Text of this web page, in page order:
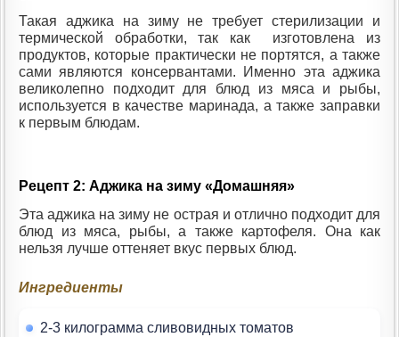
Такая аджика на зиму не требует стерилизации и
термической обработки, так как изготовлена из
продуктов, которые практически не портятся, а также
сами являются консервантами. Именно эта аджика
великолепно подходит для блюд из мяса и рыбы,
используется в качестве маринада, а также заправки
к первым блюдам.
Рецепт 2: Аджика на зиму «Домашняя»
Эта аджика на зиму не острая и отлично подходит для
блюд из мяса, рыбы, а также картофеля. Она как
нельзя лучше оттеняет вкус первых блюд.
Ингредиенты
2-3 килограмма сливовидных томатов